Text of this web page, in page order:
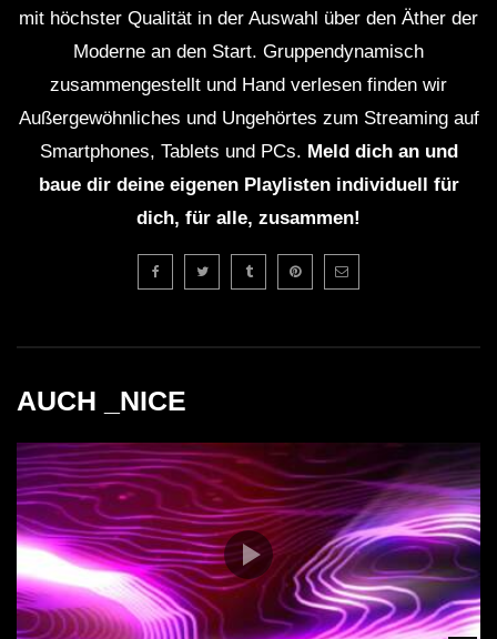
mit höchster Qualität in der Auswahl über den Äther der
Moderne an den Start. Gruppendynamisch
zusammengestellt und Hand verlesen finden wir
Außergewöhnliches und Ungehörtes zum Streaming auf
Smartphones, Tablets und PCs. Meld dich an und
baue dir deine eigenen Playlisten individuell für
dich, für alle, zusammen!
AUCH _NICE